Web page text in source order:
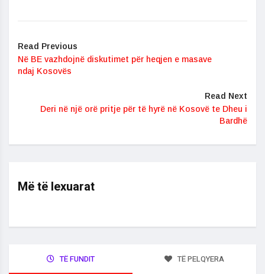
Read Previous
Në BE vazhdojnë diskutimet për heqjen e masave
ndaj Kosovës
Read Next
Deri në një orë pritje për të hyrë në Kosovë te Dheu i
Bardhë
Më të lexuarat
TË FUNDIT TË PELQYERA